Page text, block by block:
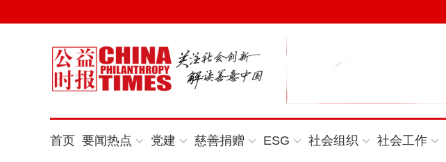
首页 要闻热点 党建 慈善捐赠 ESG 社会组织 社会工作